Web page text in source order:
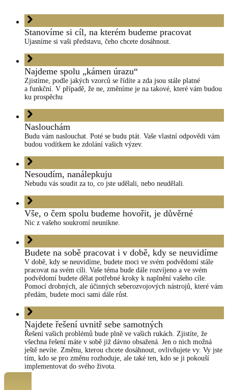
Stanovíme si cíl, na kterém budeme pracovat
Ujasníme si vaši představu, čeho chcete dosáhnout.
Najdeme spolu „kámen úrazu“
Zjistíme, podle jakých vzorců se řídíte a zda jsou stále platné
a funkční. V případě, že ne, změníme je na takové, které vám budou
ku prospěchu
Naslouchám
Budu vám naslouchat. Poté se budu ptát. Vaše vlastní odpovědi vám
budou vodítkem ke zdolání vašich výzev.
Nesoudím, nanálepkuju
Nebudu vás soudit za to, co jste udělali, nebo neudělali.
Vše, o čem spolu budeme hovořit, je důvěrné
Nic z vašeho soukromí neunikne.
Budete na sobě pracovat i v době, kdy se neuvidíme
V době, kdy se neuvidíme, budete moci ve svém podvědomí stále
pracovat na svém cíli. Vaše téma bude dále rozvíjeno a ve svém
podvědomí budete dělat potřebné kroky k naplnění vašeho cíle.
Pomocí drobných, ale účinných seberozvojových nástrojů, které vám
předám, budete moci sami dále růst.
Najdete řešení uvnitř sebe samotných
Řešení vašich problémů bude plně ve vašich rukách. Zjistíte, že
všechna řešení máte v sobě již dávno obsažená. Jen o nich možná
ještě nevíte. Změnu, kterou chcete dosáhnout, ovlivňujete vy. Vy jste
tím, kdo se pro změnu rozhoduje, ale také ten, kdo se ji pokouší
implementovat do svého života.